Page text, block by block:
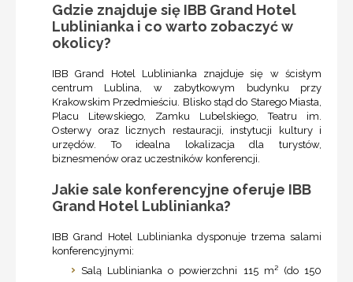
Gdzie znajduje się IBB Grand Hotel
Lublinianka i co warto zobaczyć w
okolicy?
IBB Grand Hotel Lublinianka znajduje się w ścisłym
centrum Lublina, w zabytkowym budynku przy
Krakowskim Przedmieściu. Blisko stąd do Starego Miasta,
Placu Litewskiego, Zamku Lubelskiego, Teatru im.
Osterwy oraz licznych restauracji, instytucji kultury i
urzędów. To idealna lokalizacja dla turystów,
biznesmenów oraz uczestników konferencji.
Jakie sale konferencyjne oferuje IBB
Grand Hotel Lublinianka?
IBB Grand Hotel Lublinianka dysponuje trzema salami
konferencyjnymi:
Salą Lublinianka o powierzchni 115 m² (do 150